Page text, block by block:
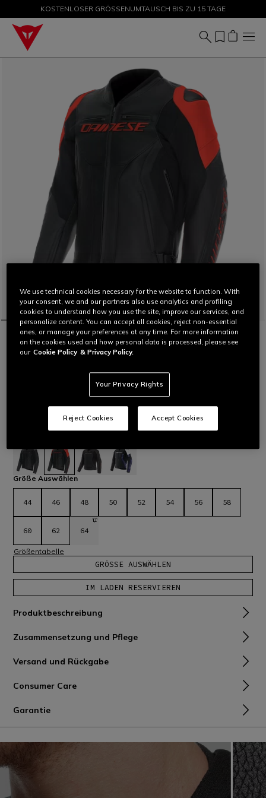
SALE BIS ZU -50 % – JETZT SHOPPEN
KOSTENLOSER GRÖSSENUMTAUSCH BIS ZU 15 TAGE
STARTSEITE MOTORRAD MEN JACKEN LEDER
PERSONALISIERBAR
RACING 5 - HERREN MOTORRADJACKE
Motorradlederjacke mit sportlicher und bequemer Passform,
Slidern aus Aluminium an den Schultern, elastischen
Ledereinsätzen und Lufteinlässen für maximalen thermischen
Komfort. Die jüngste Weiterentwicklung der Sportjacke von
Dainese.
ausgewählt
Größe Auswählen
44 46 48 50 52 54 56 58
60 62 64
Größentabelle
GRÖSSE AUSWÄHLEN
IM LADEN RESERVIEREN
Produktbeschreibung
Zusammensetzung und Pflege
Versand und Rückgabe
Consumer Care
Garantie
We use technical cookies necessary for the website to function. With
your consent, we and our partners also use analytics and profiling
cookies to understand how you use the site, improve our services, and
personalize content. You can accept all cookies, reject non-essential
ones, or manage your preferences at any time. For more information
on the cookies used and how personal data is processed, please see
our Cookie Policy & Privacy Policy.
Your Privacy Rights
Reject Cookies Accept Cookies